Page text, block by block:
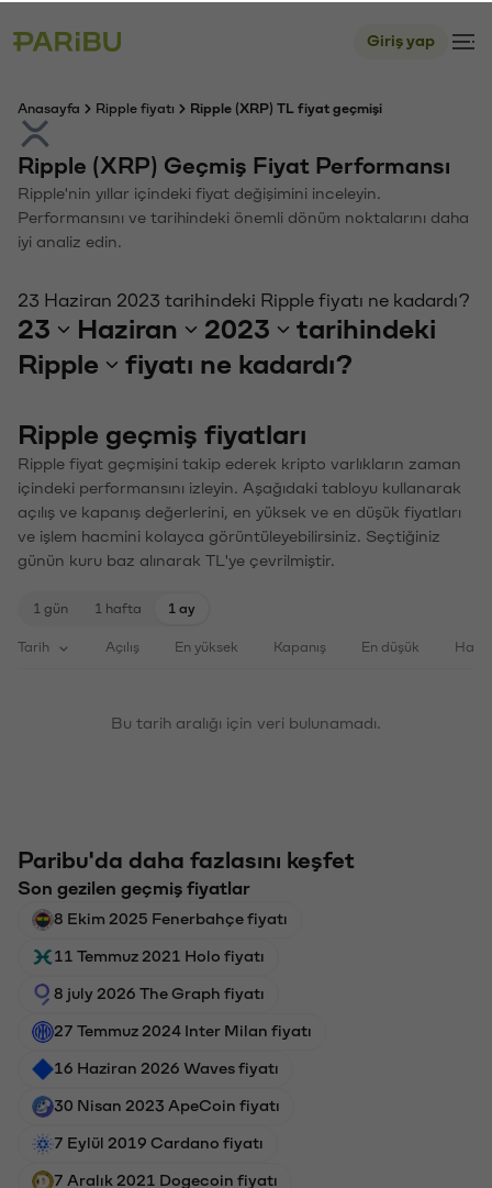
Giriş yap
Anasayfa Ripple fiyatı Ripple (XRP) TL fiyat geçmişi
Ripple (XRP) Geçmiş Fiyat Performansı
Ripple'nin yıllar içindeki fiyat değişimini inceleyin.
Performansını ve tarihindeki önemli dönüm noktalarını daha
iyi analiz edin.
23 Haziran 2023 tarihindeki Ripple fiyatı ne kadardı?
23 Haziran 2023
tarihindeki
Ripple
fiyatı ne kadardı?
Ripple geçmiş fiyatları
Ripple fiyat geçmişini takip ederek kripto varlıkların zaman
içindeki performansını izleyin. Aşağıdaki tabloyu kullanarak
açılış ve kapanış değerlerini, en yüksek ve en düşük fiyatları
ve işlem hacmini kolayca görüntüleyebilirsiniz. Seçtiğiniz
günün kuru baz alınarak TL'ye çevrilmiştir.
1 gün 1 hafta 1 ay
Tarih Açılış En yüksek Kapanış En düşük
Bu tarih aralığı için veri bulunamadı.
Paribu'da daha fazlasını keşfet
Son gezilen geçmiş fiyatlar
8 Ekim 2025 Fenerbahçe fiyatı
11 Temmuz 2021 Holo fiyatı
8 july 2026 The Graph fiyatı
27 Temmuz 2024 Inter Milan fiyatı
16 Haziran 2026 Waves fiyatı
30 Nisan 2023 ApeCoin fiyatı
7 Eylül 2019 Cardano fiyatı
7 Aralık 2021 Dogecoin fiyatı